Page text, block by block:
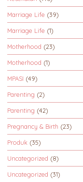
Marriage Life (39)
Marriage Life (1)
Motherhood (23)
Motherhood (1)
MPASI (49)
Parenting (2)
Parenting (42)
Pregnancy & Birth (23)
Produk (35)
Uncategorized (8)
Uncategorized (31)